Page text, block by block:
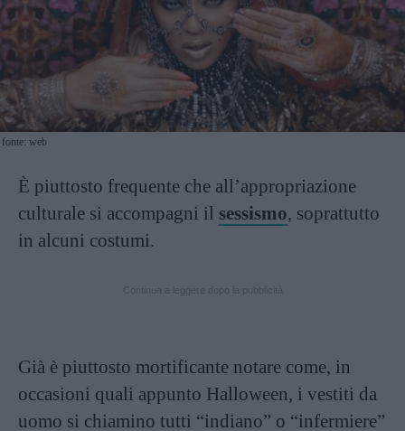
fonte: web
È piuttosto frequente che all’appropriazione
culturale si accompagni il sessismo, soprattutto
in alcuni costumi.
Già è piuttosto mortificante notare come, in
occasioni quali appunto Halloween, i vestiti da
uomo si chiamino tutti “indiano” o “infermiere”